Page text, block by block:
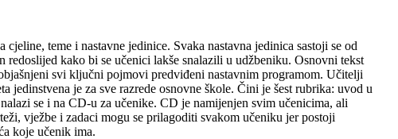
teme i nastavne jedinice. Svaka nastavna jedinica sastoji se od
kako bi se učenici lakše snalazili u udžbeniku. Osnovni tekst
svi ključni pojmovi predviđeni nastavnim programom. Učitelji
je za sve razrede osnovne škole. Čini je šest rubrika: uvod u
se i na CD-u za učenike. CD je namijenjen svim učenicima, ali
vježbe i zadaci mogu se prilagoditi svakom učeniku jer postoji
koje učenik ima.